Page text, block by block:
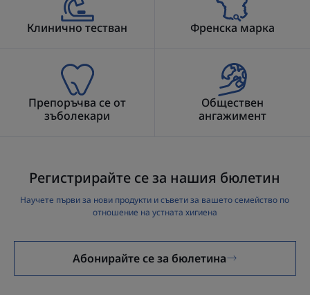
Клинично тестван Френска марка
Препоръчва се от
зъболекари
Обществен
ангажимент
Регистрирайте се за нашия бюлетин
Научете първи за нови продукти и съвети за вашето семейство по
отношение на устната хигиена
Абонирайте се за бюлетина